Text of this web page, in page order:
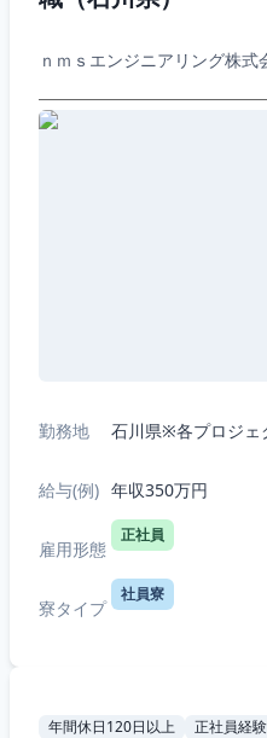
ｎｍｓエンジニアリング株式
勤務地 石川県※各プロジェ
給与(例) 年収350万円
雇用形態
正社員
寮タイプ
社員寮
年間休日120日以上 正社員経